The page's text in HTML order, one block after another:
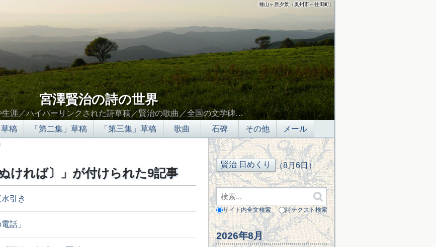
種山ヶ原夕景（奥州市～住田町）
宮澤賢治の詩の世界
生涯／ハイパーリンクされた詩草稿／賢治の歌曲／全国の文学碑…
草稿 「第二集」草稿 「第三集」草稿 歌曲 石碑 その他 メール
ければ〕」が付けられた9記事
引き
話」
（8月6日）
サイト内全文検索 詩テクスト検索
2026年8月